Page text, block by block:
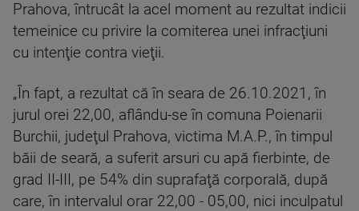
Prahova, întrucât la acel moment au rezultat indicii
temeinice cu privire la comiterea unei infracţiuni
cu intenţie contra vieţii.
„În fapt, a rezultat că în seara de 26.10.2021, în
jurul orei 22,00, aflându-se în comuna Poienarii
Burchii, judeţul Prahova, victima M.A.P., în timpul
băii de seară, a suferit arsuri cu apă fierbinte, de
grad II-III, pe 54% din suprafaţă corporală, după
care, în intervalul orar 22,00 - 05,00, nici inculpatul